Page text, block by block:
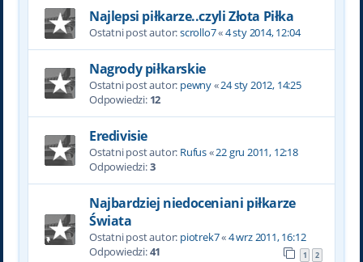
Najlepsi piłkarze..czyli Złota Piłka
Ostatni post autor:scrollo7«4 sty 2014, 12:04
Nagrody piłkarskie
Ostatni post autor: pewny«24 sty 2012, 14:25
Odpowiedzi: 12
Eredivisie
Ostatni post autor: Rufus«22 gru 2011, 12:18
Odpowiedzi:3
Najbardziej niedoceniani piłkarze
Świata
Ostatni post autor: piotrek7«4 wrz 2011, 16:12
Odpowiedzi:41 1 2